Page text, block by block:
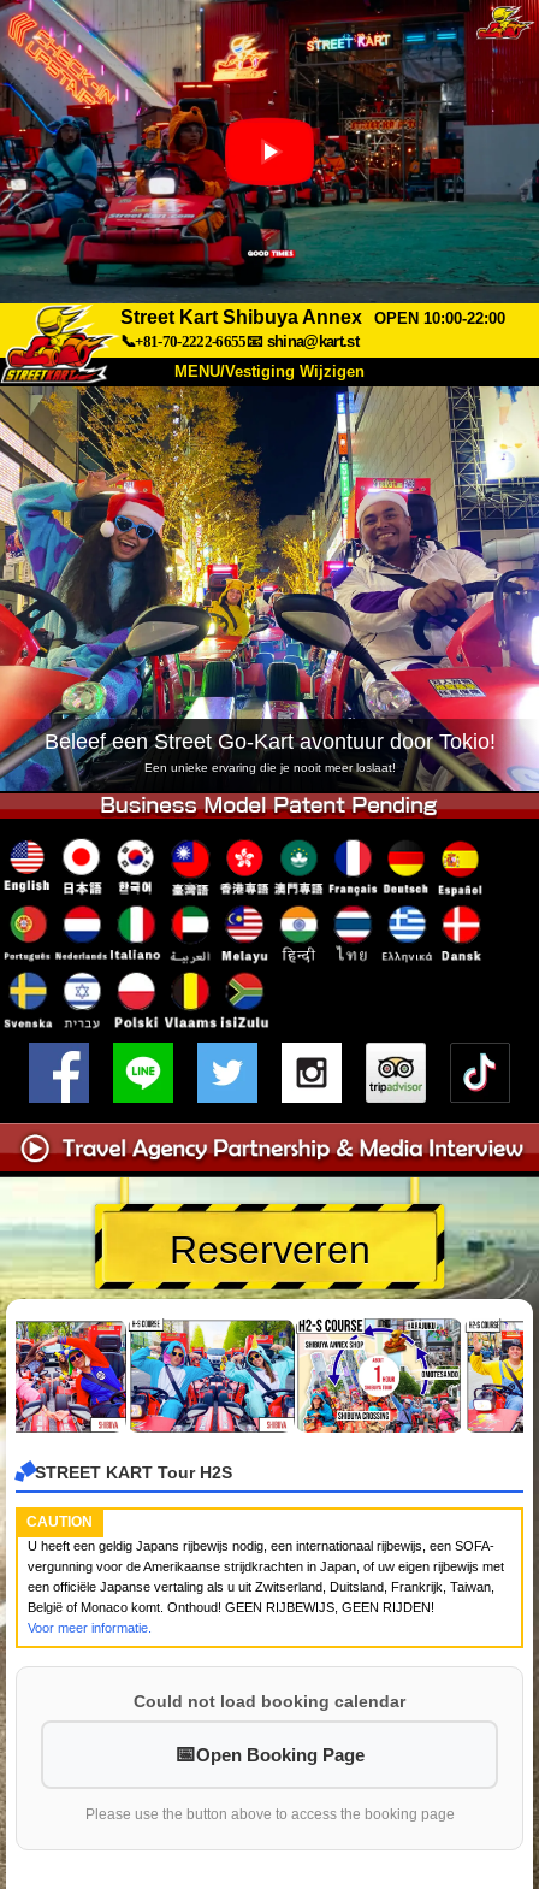
Street Kart Shibuya Annex
OPEN 10:00-22:00
📞+81-70-2222-6655📧 shina@kart.st
MENU/Vestiging Wijzigen
Over Ons Specificaties Prijs
Bereikbaarheid Reviews Veelgestelde Vragen
Bedrijf Reserveren
Vestiging Wijzigen
Tokio Shinagawa Tokio Akihabara#1
Tokio Akihabara#2 Tokio Shibuya
Tokio Shibuya Annex Tokio Baai
Tokio Asakusa Osaka
Okinawa
Beleef een Street Go-Kart avontuur door Tokio!
Een unieke ervaring die je nooit meer loslaat!
Reserveren
STREET KART Tour H2S
CAUTION
U heeft een geldig Japans rijbewijs nodig, een internationaal rijbewijs, een SOFA-
vergunning voor de Amerikaanse strijdkrachten in Japan, of uw eigen rijbewijs met
een officiële Japanse vertaling als u uit Zwitserland, Duitsland, Frankrijk, Taiwan,
België of Monaco komt. Onthoud! GEEN RIJBEWIJS, GEEN RIJDEN!
Voor meer informatie.
Could not load booking calendar
Open Booking Page
Please use the button above to access the booking page